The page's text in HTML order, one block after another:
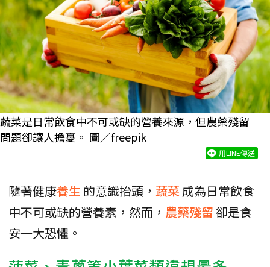
蔬菜是日常飲食中不可或缺的營養來源，但農藥殘留
問題卻讓人擔憂。 圖／freepik
用LINE傳送
隨著健康養生 的意識抬頭， 蔬菜 成為日常飲食
中不可或缺的營養素，然而， 農藥殘留卻是食
安一大恐懼。